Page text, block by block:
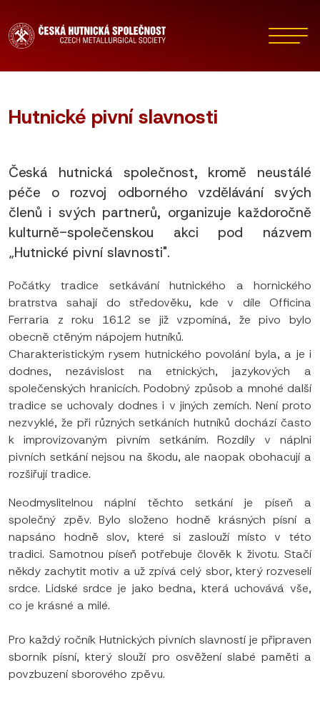
Hutnické pivní slavnosti
Česká hutnická společnost, kromě neustálé
péče o rozvoj odborného vzdělávání svých
členů i svých partnerů, organizuje každoročně
kulturně-společenskou akci pod názvem
„Hutnické pivní slavnosti".
Počátky tradice setkávání hutnického a hornického
bratrstva sahají do středověku, kde v díle Officina
Ferraria z roku 1612 se již vzpomíná, že pivo bylo
obecně ctěným nápojem hutníků.
Charakteristickým rysem hutnického povolání byla, a je i
dodnes, nezávislost na etnických, jazykových a
společenských hranicích. Podobný způsob a mnohé další
tradice se uchovaly dodnes i v jiných zemích. Není proto
nezvyklé, že při různých setkáních hutníků dochází často
k improvizovaným pivním setkáním. Rozdíly v náplni
pivních setkání nejsou na škodu, ale naopak obohacují a
rozšiřují tradice.
Neodmyslitelnou náplní těchto setkání je píseň a
společný zpěv. Bylo složeno hodně krásných písní a
napsáno hodně slov, které si zaslouží místo v této
tradici. Samotnou píseň potřebuje člověk k životu. Stačí
někdy zachytit motiv a už zpívá celý sbor, který rozveselí
srdce. Lidské srdce je jako bedna, která uchovává vše,
co je krásné a milé.
Pro každý ročník Hutnických pivních slavností je připraven
sborník písní, který slouží pro osvěžení slabé paměti a
povzbuzení sborového zpěvu.